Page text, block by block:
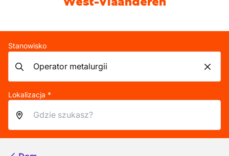
Stanowisko
Lokalizacja *